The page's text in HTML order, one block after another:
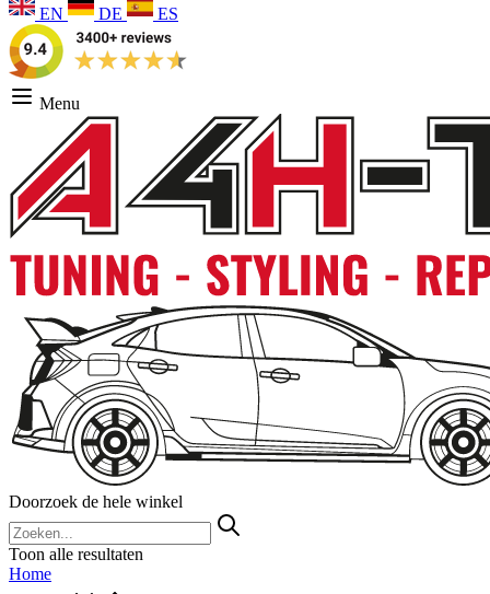
EN
DE ES
Menu
Doorzoek de hele winkel
Toon alle resultaten
Home